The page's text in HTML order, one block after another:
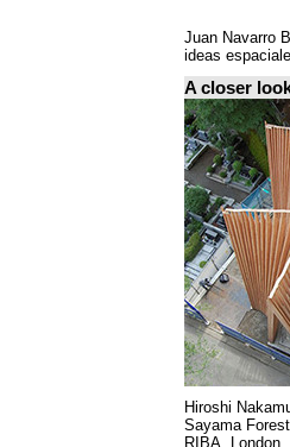
Juan Navarro
ideas
A closer
Hiroshi
Sayama
RIBA, London.